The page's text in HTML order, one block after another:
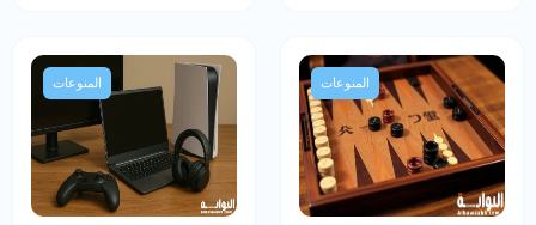
المنوعات المنوعات